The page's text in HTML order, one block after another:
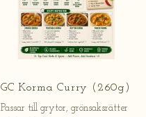
GC Korma Curry (260g)
Passar till grytor, grönsaksrätter